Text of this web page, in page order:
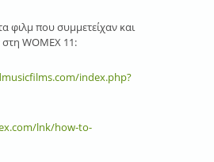
φιλμ που συμμετείχαν και
WOMEX 11:
index.php?
lnk/how-to-